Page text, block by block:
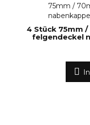
4 Stück 75mm
felgendeckel